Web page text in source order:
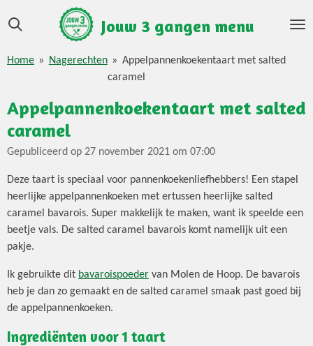
direct
de
Jouw 3 gangen menu
Home » Nagerechten » Appelpannenkoekentaart met salted
caramel
Appelpannenkoekentaart met salted
caramel
Gepubliceerd op 27 november 2021 om 07:00
Deze taart is speciaal voor pannenkoekenliefhebbers! Een stapel
heerlijke appelpannenkoeken met ertussen heerlijke salted
caramel bavarois. Super makkelijk te maken, want ik speelde een
beetje vals. De salted caramel bavarois komt namelijk uit een
pakje.
Ik gebruikte dit bavaroispoeder van Molen de Hoop. De bavarois
heb je dan zo gemaakt en de salted caramel smaak past goed bij
de appelpannenkoeken.
Ingrediënten voor 1 taart